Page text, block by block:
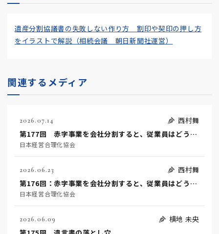
遺産分割協議書の失敗しない作り方 割印や契印の押し方
をイラストで解説（相続会議 朝日新聞社運営）
関連するメディア
2026.07.14
西村舞
第177回 赤字事業を会社分割すると、従業員はどうなるのか？（後編）
日本経営合理化協会
2026.06.23
西村舞
第176回：赤字事業を会社分割すると、従業員はどうなるのか？！（前編）
日本経営合理化協会
2026.06.09
横地 未央